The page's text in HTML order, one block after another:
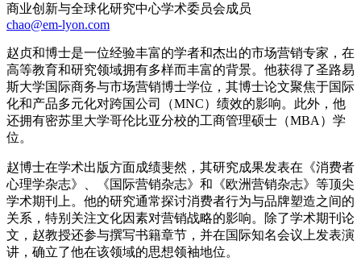
商业创新与全球化研究中心学术委员会成员
chao@em-lyon.com
赵贞和博士是一位经验丰富的学者和杰出的市场营销专家，在
高等教育和研究领域拥有多样而丰富的背景。他获得了圣路易
斯大学国际商务与市场营销博士学位，其博士论文聚焦于国际
化和产品多元化对跨国公司（MNC）绩效的影响。此外，他
还拥有密苏里大学哥伦比亚分校的工商管理硕士（MBA）学
位。
赵博士在学术出版方面成绩斐然，其研究成果发表在《消费者
心理学杂志》、《国际营销杂志》和《欧洲营销杂志》等顶尖
学术期刊上。他的研究通常探讨消费者行为与品牌塑造之间的
关系，特别关注文化因素对营销战略的影响。除了学术期刊论
文，赵教授还参与撰写书籍章节，并在国际知名会议上发表演
讲，确立了他在该领域的思想领袖地位。